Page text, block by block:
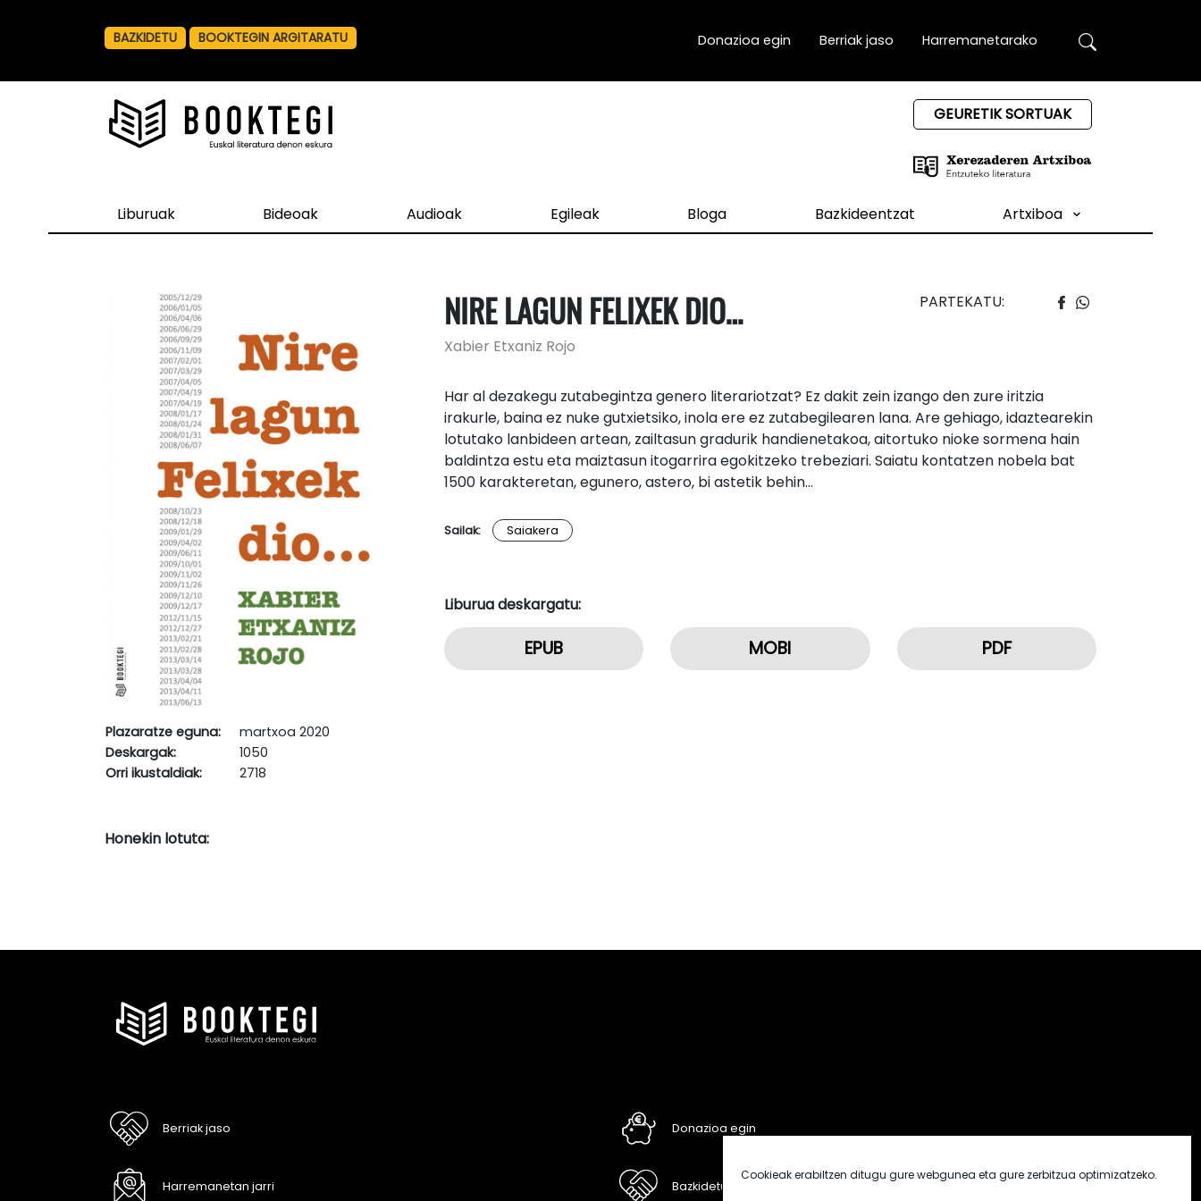
Cookieak erabiltzen ditugu gure webgunea eta gure zerbitzua optimizatzeko.
BAZKIDETU BOOKTEGIN ARGITARATU Donazioa egin Berriak jaso Harremanetarako
GEURETIK SORTUAK
Liburuak Bideoak Audioak Egileak Bloga Bazkideentzat Artxiboa
Plazaratze eguna:
martxoa 2020
Deskargak:
1050
Orri ikustaldiak:
2718
PARTEKATU:
NIRE LAGUN FELIXEK DIO…
Xabier Etxaniz Rojo
Har al dezakegu zutabegintza genero literariotzat? Ez dakit zein izango den zure iritzia
irakurle, baina ez nuke gutxietsiko, inola ere ez zutabegilearen lana. Are gehiago, idaztearekin
lotutako lanbideen artean, zailtasun gradurik handienetakoa, aitortuko nioke sormena hain
baldintza estu eta maiztasun itogarrira egokitzeko trebeziari. Saiatu kontatzen nobela bat
1500 karakteretan, egunero, astero, bi astetik behin…
Sailak: Saiakera
Liburua deskargatu:
EPUB MOBI PDF
Honekin lotuta:
Berriak jaso
Harremanetan jarri
Donazioa egin
Bazkidetu